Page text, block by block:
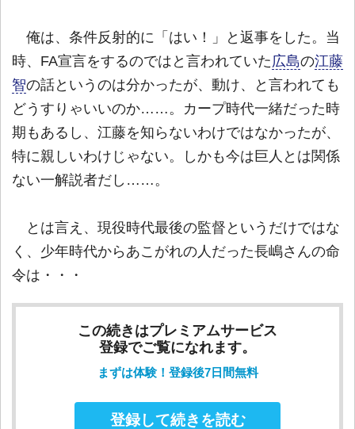
俺は、条件反射的に「はい！」と返事をした。当
時、FA宣言をするのではと言われていた 広島の江藤
智の話というのは分かったが、動け、と言われても
どうすりゃいいのか……。カープ時代一緒だった時
期もあるし、江藤を知らないわけではなかったが、
特に親しいわけじゃない。しかも今は巨人とは関係
ない一解説者だし……。
とは言え、現役時代最後の監督というだけではな
く、少年時代からあこがれの人だった長嶋さんの命
令は・・・
この続きはプレミアムサービス
登録でご覧になれます。
まずは体験！登録後7日間無料
登録して続きを読む